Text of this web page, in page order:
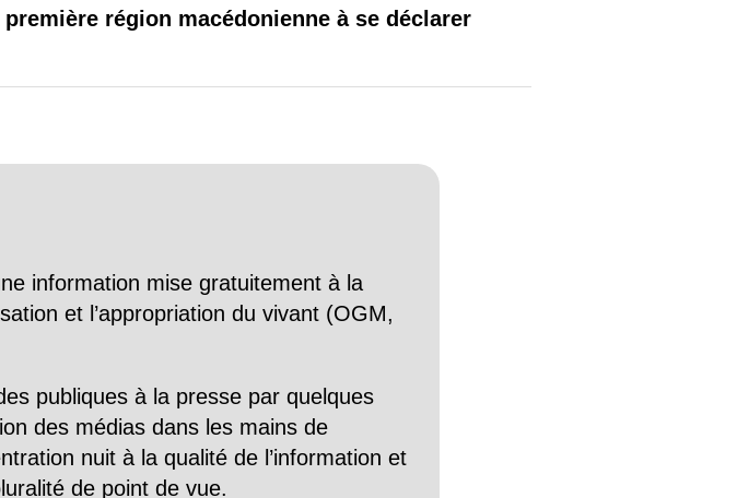
région macédonienne à se déclarer
information mise gratuitement à la
et l’appropriation du vivant (OGM,
publiques à la presse par quelques
des médias dans les mains de
nuit à la qualité de l’information et
de point de vue.